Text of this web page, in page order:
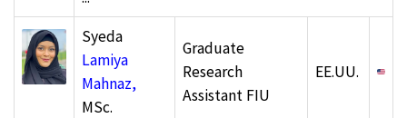
Syeda
Lamiya
Mahnaz,
MSc.
Graduate
Research
Assistant FIU
EE.UU.